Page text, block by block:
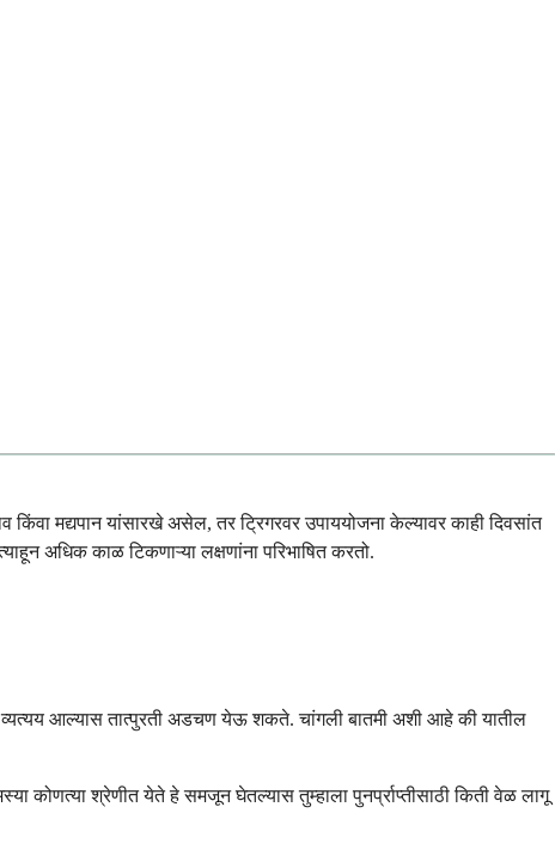
मद्यपान यांसारखे असेल, तर ट्रिगरवर उपाययोजना केल्यावर काही दिवसांत
अधिक काळ टिकणाऱ्या लक्षणांना परिभाषित करतो.
व्यत्यय आल्यास तात्पुरती अडचण येऊ शकते. चांगली बातमी अशी आहे की यातील
कोणत्या श्रेणीत येते हे समजून घेतल्यास तुम्हाला पुनर्प्राप्तीसाठी किती वेळ लागू